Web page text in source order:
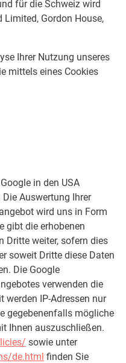
für die Schweiz wird
Gordon House,
Ihrer Nutzung unseres
mittels eines Cookies
in den USA
Auswertung Ihrer
wird uns in Form
gibt die erhobenen
Dritte weiter, sofern dies
soweit Dritte diese Daten
Die Google
verwenden die
werden IP-Adressen nur
gegebenenfalls mögliche
Ihnen auszuschließen.
sowie unter
de.html finden Sie